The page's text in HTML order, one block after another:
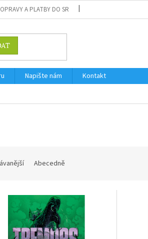
A PLATBY DO SR DOPRAVA DO EU /
Napište nám
Kontakt
Abecedně